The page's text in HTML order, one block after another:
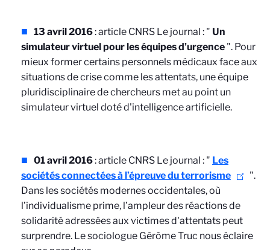
13 avril 2016: article CNRS Le journal : " Un
simulateur virtuel pour les équipes d’urgence ". Pour
mieux former certains personnels médicaux face aux
situations de crise comme les attentats, une équipe
pluridisciplinaire de chercheurs met au point un
simulateur virtuel doté d'intelligence artificielle.
01 avril 2016: article CNRS Le journal : " Les
sociétés connectées à l’épreuve du terrorisme
".
Dans les sociétés modernes occidentales, où
l’individualisme prime, l’ampleur des réactions de
solidarité adressées aux victimes d'attentats peut
surprendre. Le sociologue Gérôme Truc nous éclaire